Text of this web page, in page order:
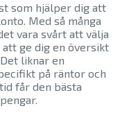
som hjälper dig att
Med så många
vara svårt att välja
ge dig en översikt
liknar en
på räntor och
får den bästa